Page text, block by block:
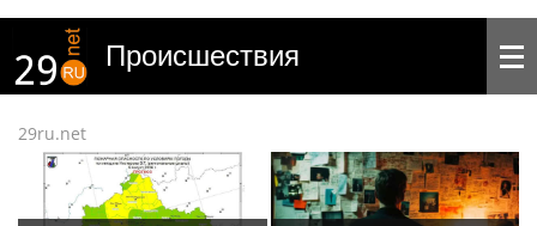
Происшествия
29ru.net